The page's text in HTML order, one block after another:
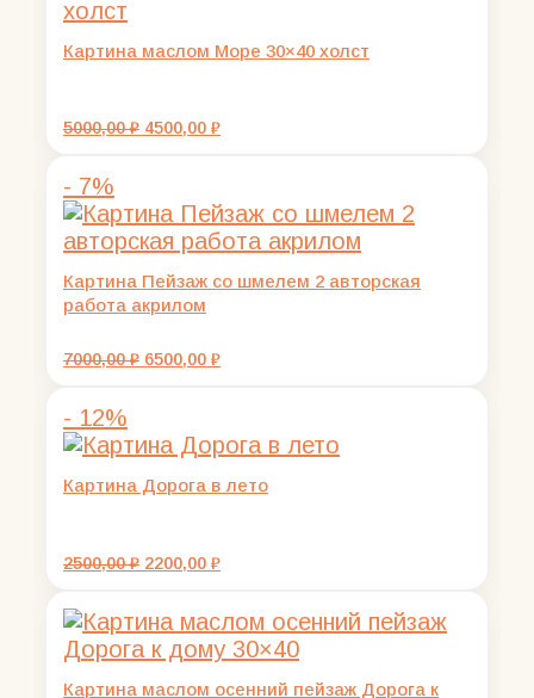
Картина маслом Море 30×40 холст
5000,00₽ Первоначальная
4500,00 ₽Текущая
- 7%
Картина Пейзаж со шмелем 2 авторская
работа акрилом
7000,00₽ Первоначальная
6500,00 ₽Текущая
- 12%
Картина Дорога в лето
2500,00₽ Первоначальная
2500,00 ₽.
2200,00 ₽Текущая
Картина маслом осенний пейзаж Дорога к